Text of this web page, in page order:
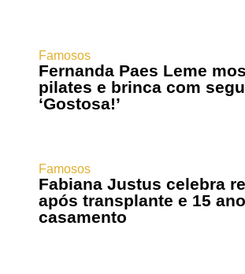
Famosos
Fernanda Paes Leme
pilates e brinca com
‘Gostosa!’
Famosos
Fabiana Justus celebra
após transplante e 15
casamento